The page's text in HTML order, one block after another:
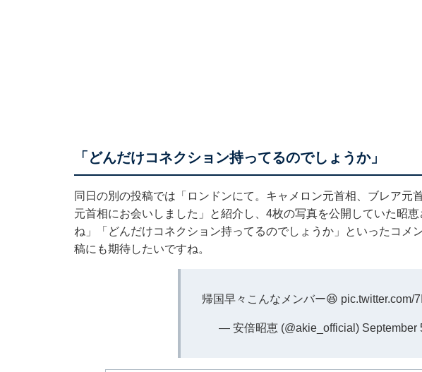
「どんだけコネクション持ってるのでしょうか」
同日の別の投稿では「ロンドンにて。キャメロン元首相、ブレア元
元首相にお会いしました」と紹介し、4枚の写真を公開していた昭
ね」「どんだけコネクション持ってるのでしょうか」といったコメ
稿にも期待したいですね。
帰国早々こんなメンバー😆 pic.twitter.com/
— 安倍昭恵 (@akie_official) September